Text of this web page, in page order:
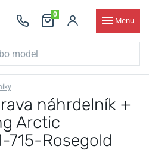
0
Menu
náhrdelník +
Arctic
715-Rosegold